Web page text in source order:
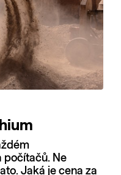
počítačů. Ne
Jaká je cena za